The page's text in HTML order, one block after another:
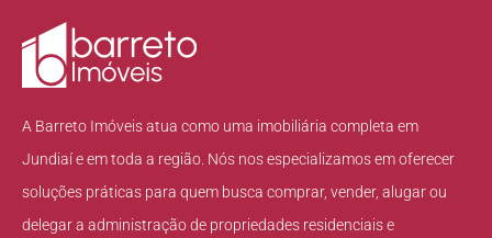
A Barreto Imóveis atua como uma imobiliária completa em
Jundiaí e em toda a região. Nós nos especializamos em oferecer
soluções práticas para quem busca comprar, vender, alugar ou
delegar a administração de propriedades residenciais e